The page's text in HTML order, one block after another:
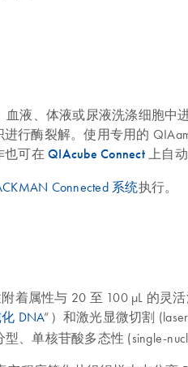
血液、体液或尿液洗涤细胞
行酶裂解。使用专用的
也可在 QIAcube Connect上自动
Connected 系统执行。
着属性与 20 至 100 µL 的
DNA”）和激光显微切割 (laser
型、单核苷酸多态性 (single-